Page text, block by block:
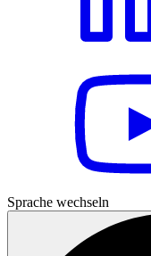
Sprache wechseln